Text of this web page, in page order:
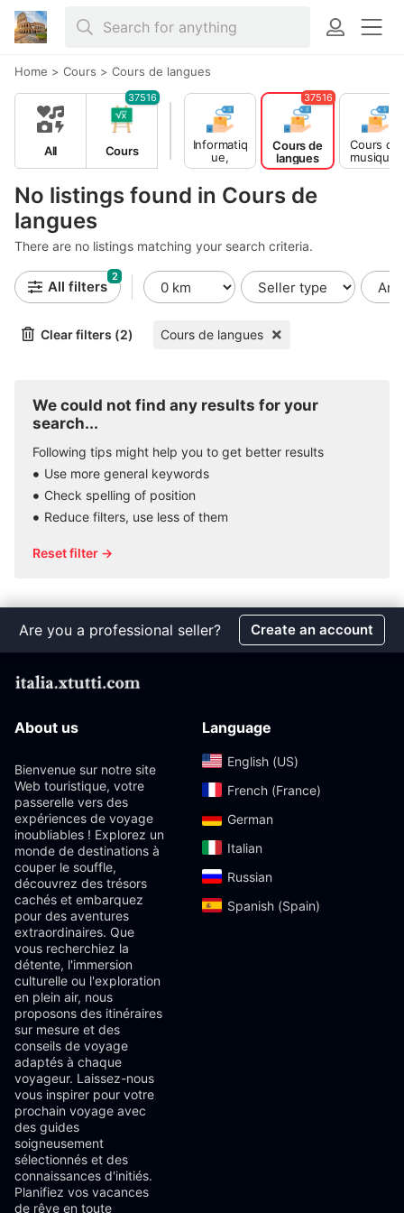
Home > Cours > Cours de langues
No listings found in Cours de
langues
There are no listings matching your search criteria.
All Cours
37516
Informatiq
ue,
Multimédia
Cours de
langues
37516
Cours de
musique,
danse et
All filters
2
Clear filters (2) Cours de langues
We could not find any results for your
search...
Following tips might help you to get better results
Use more general keywords
Check spelling of position
Reduce filters, use less of them
Reset filter →
Are you a professional seller? Create an account
About us
Bienvenue sur notre site
Web touristique, votre
passerelle vers des
expériences de voyage
inoubliables ! Explorez un
monde de destinations à
couper le souffle,
découvrez des trésors
cachés et embarquez
pour des aventures
extraordinaires. Que
vous recherchiez la
détente, l'immersion
culturelle ou l'exploration
en plein air, nous
proposons des itinéraires
sur mesure et des
conseils de voyage
adaptés à chaque
voyageur. Laissez-nous
vous inspirer pour votre
prochain voyage avec
des guides
soigneusement
sélectionnés et des
connaissances d'initiés.
Planifiez vos vacances
de rêve en toute
Language
English (US)‎
French (France)‎
German‎
Italian‎
Russian‎
Spanish (Spain)‎